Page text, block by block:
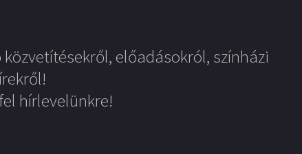
előadásokról, színházi
hírlevelünkre!